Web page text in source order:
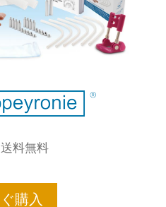
料無料
購入